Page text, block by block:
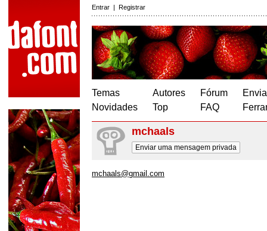
Entrar | Registrar
Temas
Novidades
Autores
Top
Fórum
FAQ
mchaals
Enviar uma mensagem privada
mchaals@gmail.com